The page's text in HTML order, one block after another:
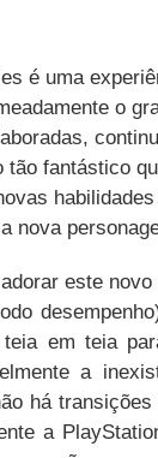
é uma
o
fantástico
nova
este
em teia
a
há
a